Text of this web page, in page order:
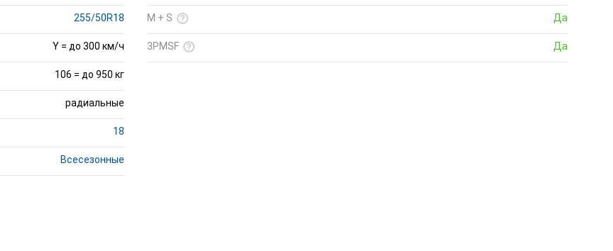
255/50R18
Y = до 300 км/ч
106 = до 950 кг
радиальные
18
Всесезонные
M + S Да
3PMSF Да